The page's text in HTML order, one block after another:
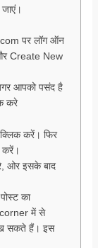
पर लॉग ऑन
Create New
आपको पसंद है
करे
करें। फिर
करें।
ओर इसके बाद
का
में से
सकते हैं। इस